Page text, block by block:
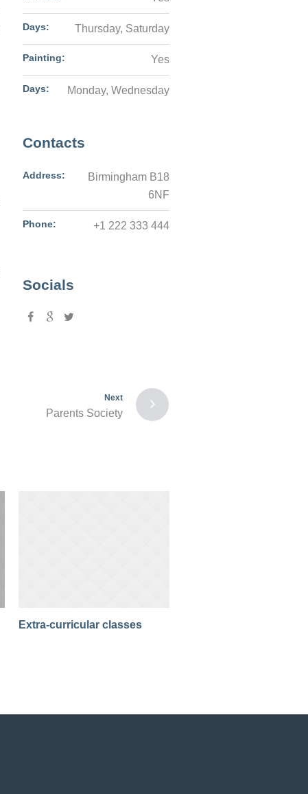
Days: Thursday, Saturday
Painting: Yes
Days: Monday, Wednesday
Contacts
Address:
Birmingham B18
6NF
Phone: +1 222 333 444
Socials
Next
Parents Society
Extra-curricular classes